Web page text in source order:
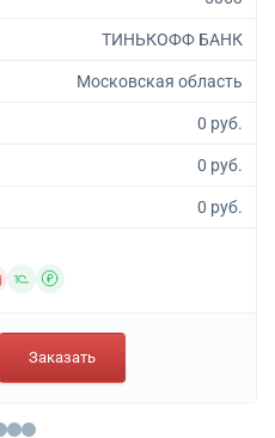
ТИНЬКОФФ БАНК
Московская область
0 руб.
0 руб.
0 руб.
Заказать